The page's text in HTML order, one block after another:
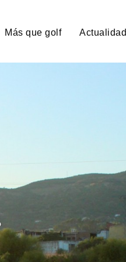
Más que golf Actualidad